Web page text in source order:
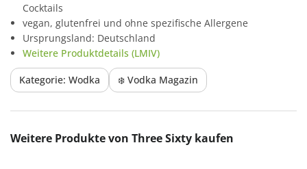
Cocktails
vegan, glutenfrei und ohne spezifische Allergene
Ursprungsland: Deutschland
Weitere Produktdetails (LMIV)
Kategorie: Wodka ❄️ Vodka Magazin
Produktgalerie überspringen
Weitere Produkte von Three Sixty kaufen